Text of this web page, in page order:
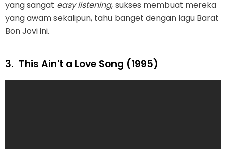
yang sangat easy listening, sukses membuat mereka
yang awam sekalipun, tahu banget dengan lagu Barat
Bon Jovi ini.
3. This Ain't a Love Song (1995)